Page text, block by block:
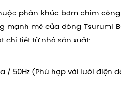
phân khúc bơm chìm
mạnh mẽ của dòng Tsurumi
chi tiết từ nhà sản xuất:
/ 50Hz (Phù hợp với lưới điện